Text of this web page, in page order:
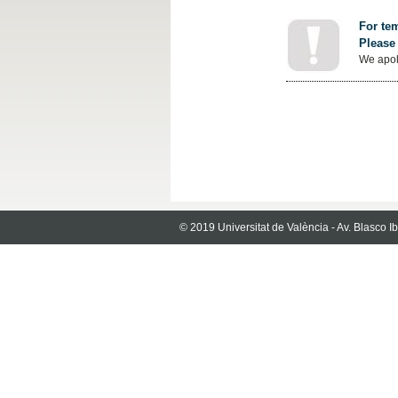
For
We
© 2019 Universitat de València - Av. Blasco